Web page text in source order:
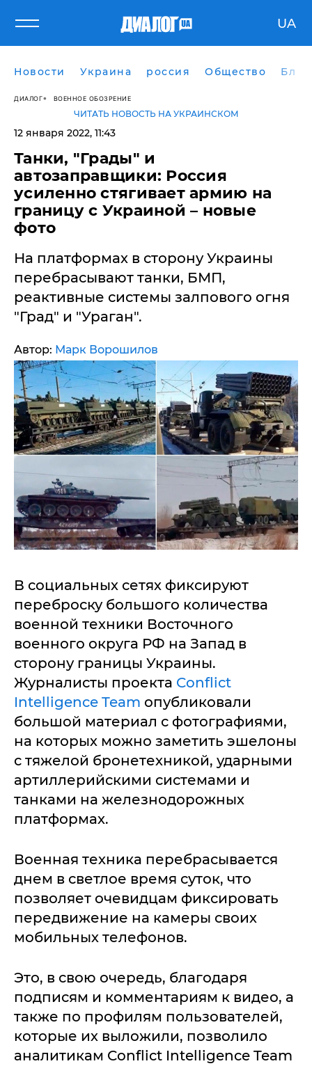
UA
Новости Украина россия Общество
ДИАЛОГ ВОЕННОЕ ОБОЗРЕНИЕ
ЧИТАТЬ НОВОСТЬ НА УКРАИНСКОМ
12 января 2022, 11:43
Танки, "Грады" и
автозаправщики: Россия
усиленно стягивает армию на
границу с Украиной – новые
фото
На платформах в сторону Украины
перебрасывают танки, БМП,
реактивные системы залпового огня
"Град" и "Ураган".
Автор: Марк Ворошилов
В социальных сетях фиксируют
переброску большого количества
военной техники Восточного
военного округа РФ на Запад в
сторону границы Украины.
Журналисты проекта Conflict
Intelligence Team опубликовали
большой материал с фотографиями,
на которых можно заметить эшелоны
с тяжелой бронетехникой, ударными
артиллерийскими системами и
танками на железнодорожных
платформах.
Военная техника перебрасывается
днем в светлое время суток, что
позволяет очевидцам фиксировать
передвижение на камеры своих
мобильных телефонов.
Это, в свою очередь, благодаря
подписям и комментариям к видео, а
также по профилям пользователей,
которые их выложили, позволило
аналитикам Conflict Intelligence Team